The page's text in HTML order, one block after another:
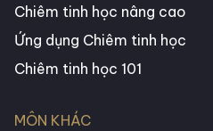
Chiêm tinh học nâng cao
Ứng dụng Chiêm tinh học
Chiêm tinh học 101
MÔN KHÁC